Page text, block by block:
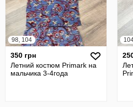
98, 104
350 грн
Летний костюм Primark на
мальчика 3-4года